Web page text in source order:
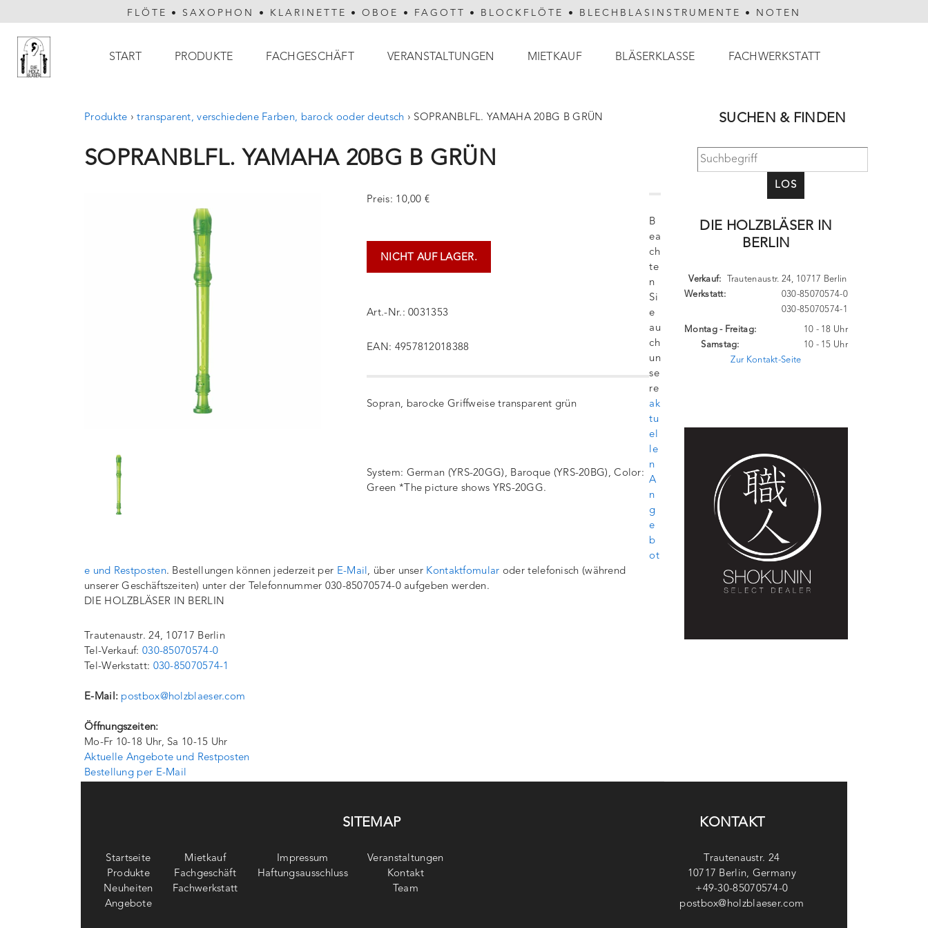
FLÖTE • SAXOPHON • KLARINETTE •OBOE • FAGOTT • BLOCKFLÖTE • BLECHBLASINSTRUMENTE • NOTEN
Hauptnavigation
START PRODUKTE FACHGESCHÄFT VERANSTALTUNGEN MIETKAUF BLÄSERKLASSE FACHWERKSTATT
Produkte › transparent, verschiedene Farben, barock ooder deutsch › SOPRANBLFL. YAMAHA 20BG B GRÜN
SOPRANBLFL. YAMAHA 20BG B GRÜN
Preis: 10,00 €
NICHT AUF LAGER.
Art.-Nr.: 0031353
EAN: 4957812018388
Sopran, barocke Griffweise transparent grün
System: German (YRS-20GG), Baroque (YRS-20BG), Color:
Green *The picture shows YRS-20GG.
B
ea
ch
te
n
Si
e
au
ch
un
se
re
ak
tu
el
le
n
A
n
g
e
b
ot
e und Restposten. Bestellungen können jederzeit per E-Mail, über unser Kontaktfomular oder telefonisch (während
unserer Geschäftszeiten) unter der Telefonnummer 030-85070574-0 aufgeben werden.
DIE HOLZBLÄSER IN BERLIN
Trautenaustr. 24, 10717 Berlin
Tel-Verkauf: 030-85070574-0
Tel-Werkstatt: 030-85070574-1
E-Mail: postbox@holzblaeser.com
Öffnungszeiten:
Mo-Fr 10-18 Uhr, Sa 10-15 Uhr
Aktuelle Angebote und Restposten
Bestellung per E-Mail
SUCHEN & FINDEN
LOS
DIE HOLZBLÄSER IN
BERLIN
Trautenaustr. 24, 10717 Berlin
Verkauf:
Werkstatt:
030-85070574-0
030-85070574-1
Montag - Freitag:
Samstag:
10 - 18 Uhr
10 - 15 Uhr
Zur Kontakt-Seite
SITEMAP
Startseite
Produkte
Neuheiten
Angebote
Mietkauf
Fachgeschäft
Fachwerkstatt
Impressum
Haftungsausschluss
Veranstaltungen
Kontakt
Team
KONTAKT
Trautenaustr. 24
10717 Berlin, Germany
+49-30-85070574-0
postbox@holzblaeser.com